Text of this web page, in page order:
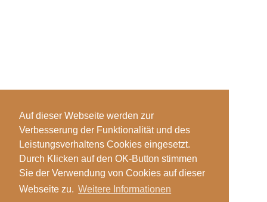
Auf dieser Webseite werden zur
Verbesserung der Funktionalität und des
Leistungsverhaltens Cookies eingesetzt.
Durch Klicken auf den OK-Button stimmen
Sie der Verwendung von Cookies auf dieser
Webseite zu. Weitere Informationen